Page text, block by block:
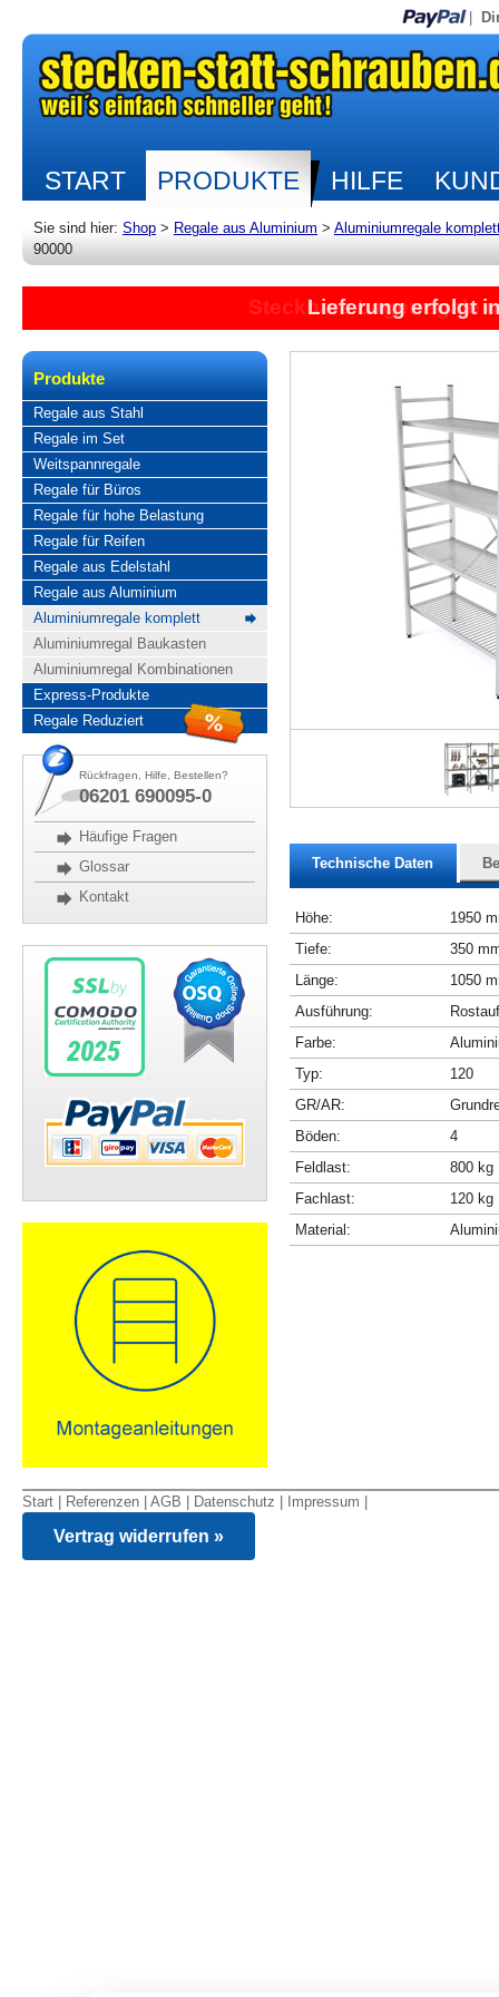
START PRODUKTE HILFE
Sie sind hier: Shop > Regale aus Aluminium > Aluminiumregale
90000
Lieferung erfolgt
Produkte
Regale aus Stahl
Regale im Set
Weitspannregale
Regale für Büros
Regale für hohe Belastung
Regale für Reifen
Regale aus Edelstahl
Regale aus Aluminium
Aluminiumregale komplett
Aluminiumregal Baukasten
Aluminiumregal Kombinationen
Express-Produkte
Regale Reduziert
Rückfragen, Hilfe, Bestellen?
06201 690095-0
Häufige Fragen
Glossar
Kontakt
Technische Daten
Höhe:
1950
Tiefe:
350
Länge:
1050
Ausführung:
Farbe:
Typ:
120
GR/AR:
Böden:
4
Feldlast:
800 kg
Fachlast:
120 kg
Material:
Start Referenzen AGB Datenschutz Impressum
Vertrag widerrufen »